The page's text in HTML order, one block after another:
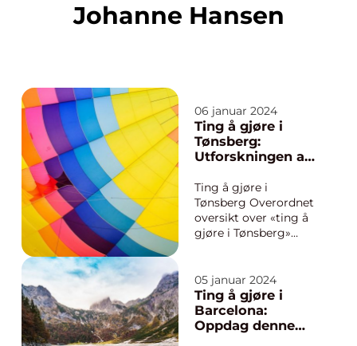
Johanne Hansen
06 januar 2024
Ting å gjøre i
Tønsberg:
Utforskningen av
Ting å gjøre i
Tønsberg Overordnet
oversikt over «ting å
gjøre i Tønsberg»
Norge, er en
skattekiste av
spennende aktiviteter
og opplevelser. Enten
05 januar 2024
Ting å gjøre i
Barcelona:
Oppdag denne